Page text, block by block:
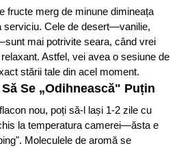
fructe merg de minune dimineața
serviciu. Cele de desert—vanilie,
mai potrivite seara, când vrei
Astfel, vei avea o sesiune de
stării tale din acel moment.
Se „Odihnească" Puțin
nou, poți să-l lași 1-2 zile cu
la temperatura camerei—ăsta e
Moleculele de aromă se